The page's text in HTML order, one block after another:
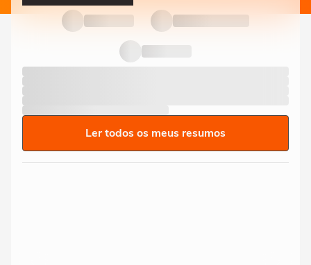
Ler todos os meus resumos